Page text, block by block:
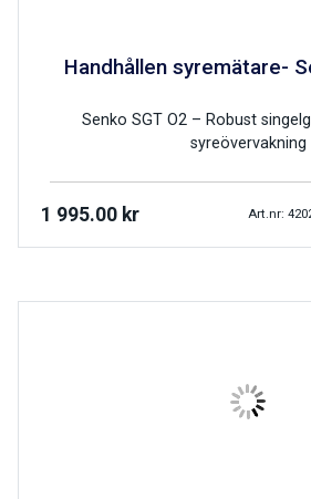
Handhållen syremätare-
Senko SGT O2 – Robust
syreövervakning
1 995.00 kr Art.nr: